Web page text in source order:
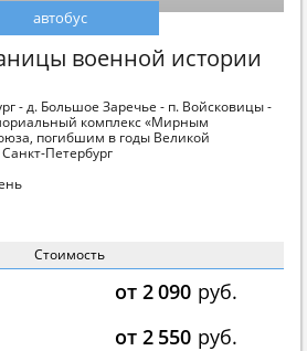
военной истории
автобус
- д. Большое Заречье - п. Войсковицы -
комплекс «Мирным
погибшим в годы Великой
Петербург
Стоимость
от 2 090 руб.
от 2 550 руб.